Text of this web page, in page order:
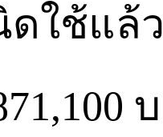
ใช้แล้